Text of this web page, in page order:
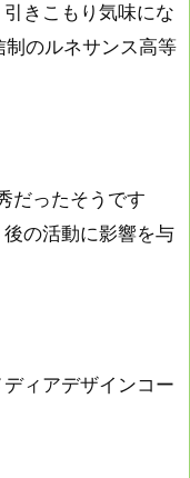
きこもり気味にな
制のルネサンス高等
だったそうです
の活動に影響を与
ィアデザインコー